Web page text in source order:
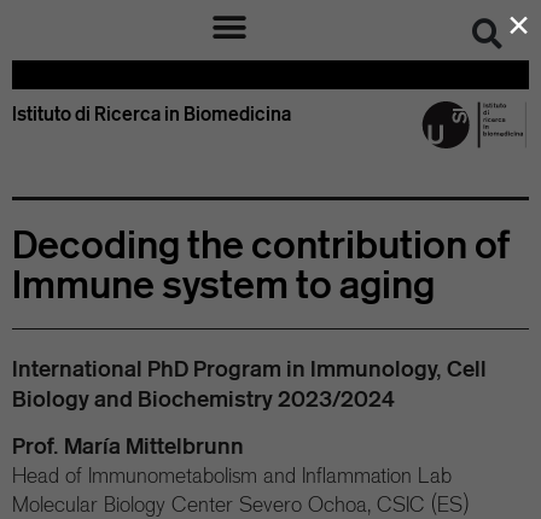
Istituto di Ricerca in Biomedicina
Decoding the contribution of
Immune system to aging
International PhD Program in Immunology, Cell
Biology and Biochemistry 2023/2024
Prof. María Mittelbrunn
Head of Immunometabolism and Inflammation Lab
Molecular Biology Center Severo Ochoa, CSIC (ES)
×